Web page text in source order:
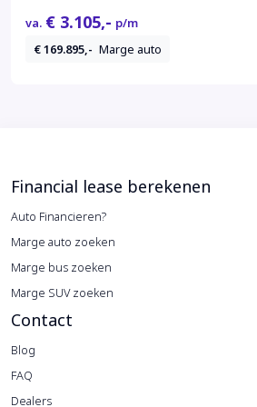
Treeplanken
Treeplanken Zijkant
Vermoeidheids herkenning
Virtual Cockpit
Virtual dashboard
Volledig digitaal instrumentenpaneel
Voorstoel(en) met massagefunctie
Voorstoelen verwarmd
Widescreen
Zwarte Hemel
Zwarte hemelbekleding
va. € 3.105,- p/m
€ 169.895,- Marge auto
Financial lease berekenen
Auto Financieren?
Marge auto zoeken
Marge bus zoeken
Marge SUV zoeken
Contact
Blog
FAQ
Dealers